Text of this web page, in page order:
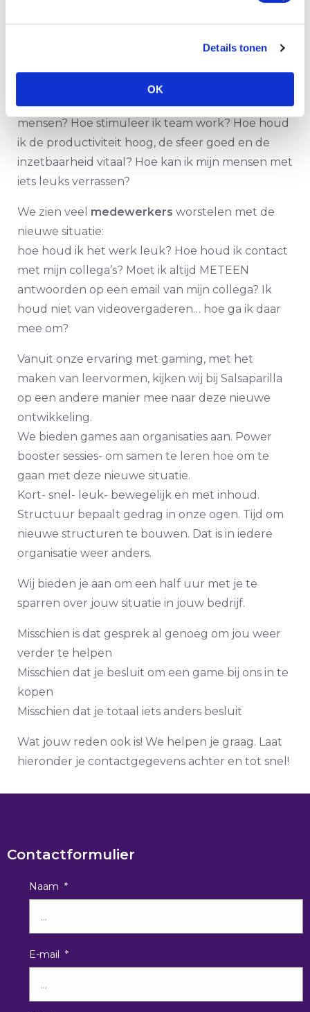
Details tonen
OK
Worstelen met de nieuwe
managersworstelen met hun
nieuwe rol. Hoe houd ik contact met mijn
mensen? Hoe stimuleer ik team work? Hoe houd
ik de productiviteit hoog, de sfeer goed en de
inzetbaarheid vitaal? Hoe kan ik mijn mensen met
iets leuks verrassen?
We zien veel medewerkers worstelen met de
nieuwe situatie:
hoe houd ik het werk leuk? Hoe houd ik contact
met mijn collega’s? Moet ik altijd METEEN
antwoorden op een email van mijn collega? Ik
houd niet van videovergaderen… hoe ga ik daar
mee om?
Vanuit onze ervaring met gaming, met het
maken van leervormen, kijken wij bij Salsaparilla
op een andere manier mee naar deze nieuwe
ontwikkeling.
We bieden games aan organisaties aan. Power
booster sessies- om samen te leren hoe om te
gaan met deze nieuwe situatie.
Kort- snel- leuk- bewegelijk en met inhoud.
Structuur bepaalt gedrag in onze ogen. Tijd om
nieuwe structuren te bouwen. Dat is in iedere
organisatie weer anders.
Wij bieden je aan om een half uur met je te
sparren over jouw situatie in jouw bedrijf.
Misschien is dat gesprek al genoeg om jou weer
verder te helpen
Misschien dat je besluit om een game bij ons in te
kopen
Misschien dat je totaal iets anders besluit
Wat jouw reden ook is! We helpen je graag. Laat
hieronder je contactgegevens achter en tot snel!
Contactformulier
Naam *
E-mail *